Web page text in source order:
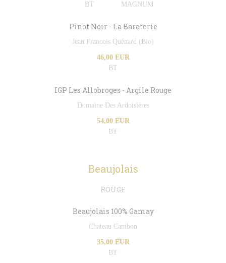
BT
MAGNUM
Pinot Noir - La Baraterie
Jean Francois Quénard (Bio)
46,00 EUR
BT
IGP Les Allobroges - Argile Rouge
Domaine Des Ardoisières
54,00 EUR
BT
Beaujolais
ROUGE
Beaujolais 100% Gamay
Chateau Cambon
35,00 EUR
BT